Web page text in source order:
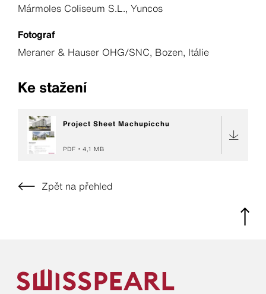
Mármoles Coliseum S.L., Yuncos
Fotograf
Meraner & Hauser OHG/SNC, Bozen, Itálie
Ke stažení
Project Sheet Machupicchu
PDF 4,1 MB
Zpět na přehled